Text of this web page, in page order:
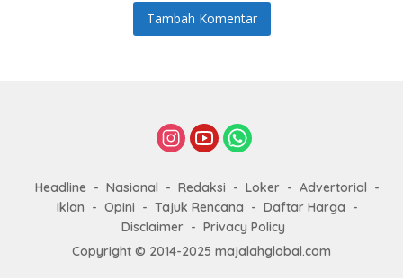
Tambah Komentar
Headline Nasional Redaksi Loker
Advertorial
Iklan
Opini Tajuk Rencana
Daftar Harga
Disclaimer
Privacy Policy
Copyright © 2014-2025 majalahglobal.com